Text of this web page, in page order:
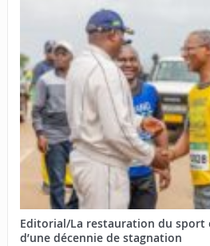
Editorial/La restauration du sport
d’une décennie de stagnation